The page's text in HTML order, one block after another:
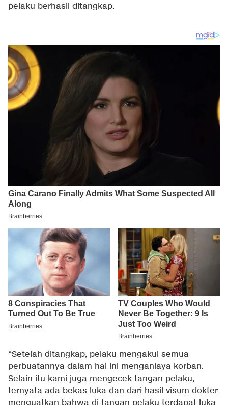
pelaku berhasil ditangkap.
“Setelah ditangkap, pelaku mengakui semua
perbuatannya dalam hal ini menganiaya korban.
Selain itu kami juga mengecek tangan pelaku,
ternyata ada bekas luka dan dari hasil visum dokter